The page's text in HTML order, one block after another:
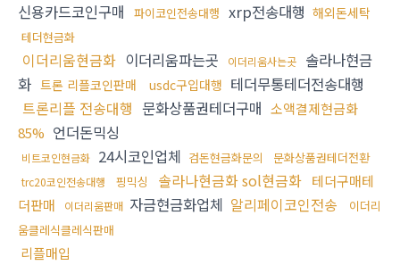
신용카드코인구매 파이코인전송대행 xrp전송대행 해외돈세탁
테더현금화
이더리움현금화 이더리움파는곳 이더리움사는곳
솔라나현금
화 트론 리플코인판매 usdc구입대행 테더무통테더전송대행
트론리플 전송대행 문화상품권테더구매 소액결제현금화
85% 언더돈믹싱
비트코인현금화 24시코인업체 검돈현금화문의 문화상품권테더전환
trc20코인전송대행 핑믹싱 솔라나현금화 sol현금화 테더구매테
더판매
이더리움판매 자금현금화업체 알리페이코인전송
이더리
움클레식클레식판매
리플매입